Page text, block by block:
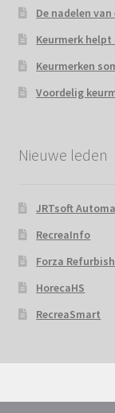
De nadelen
Keurmerk
Keurmerken
Voordelig
Nieuwe leden
JRTsoft
RecreaInfo
Forza
HorecaHS
RecreaSmart